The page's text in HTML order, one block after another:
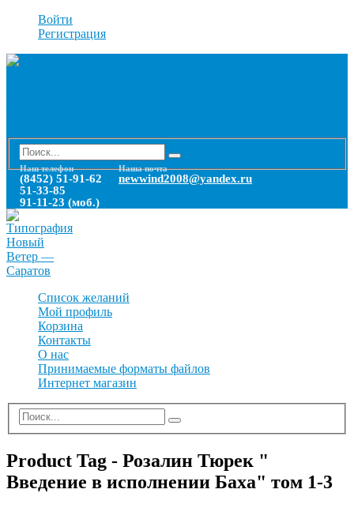
Войти
Регистрация
Наш телефон
(8452) 51-91-62
51-33-85
91-11-23 (моб.)
Наша почта
newwind2008@yandex.ru
Список желаний
Мой профиль
Корзина
Контакты
О нас
Принимаемые форматы файлов
Интернет магазин
Product Tag - Розалин Тюрек "
Введение в исполнении Баха" том 1-3